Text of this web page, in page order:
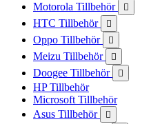
Motorola Tillbehör 
HTC Tillbehör 
Oppo Tillbehör 
Meizu Tillbehör 
Doogee Tillbehör 
HP Tillbehör
Microsoft Tillbehör
Asus Tillbehör
